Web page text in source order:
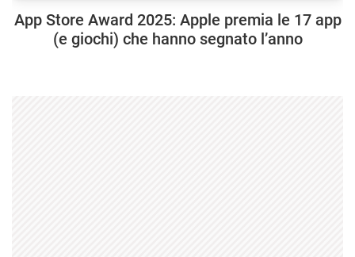
App Store Award 2025: Apple premia le 17 app
(e giochi) che hanno segnato l’anno